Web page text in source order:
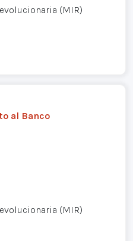
(MIR)
al Banco
(MIR)